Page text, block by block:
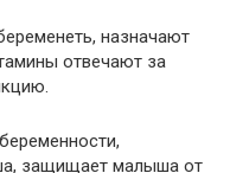
назначают
отвечают за
защищает малыша от